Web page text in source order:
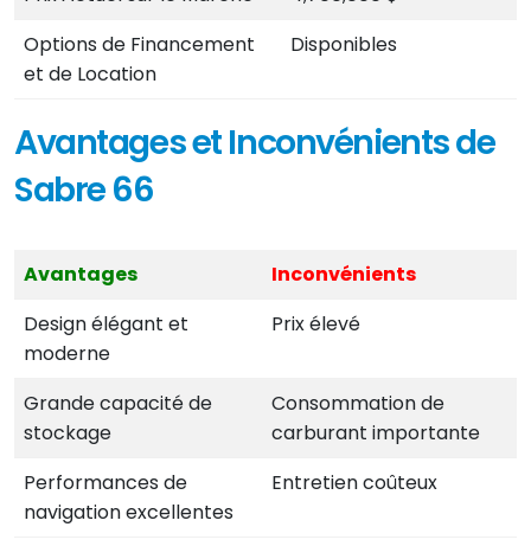
Options de Financement
et de Location
Disponibles
Avantages et Inconvénients de
Sabre 66
Avantages
Inconvénients
Design élégant et
moderne
Prix élevé
Grande capacité de
stockage
Consommation de
carburant importante
Performances de
navigation excellentes
Entretien coûteux